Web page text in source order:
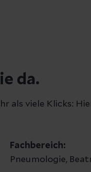
da.
als viele Klicks:
Fachbereich:
Pneumologie,